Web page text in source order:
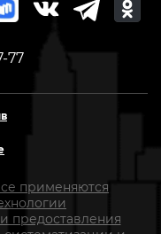
77
применяются
предоставления